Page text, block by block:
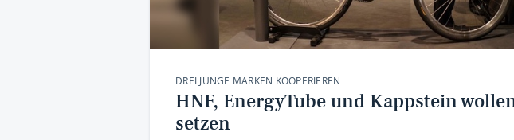
DREI JUNGE MARKEN KOOPERIEREN
HNF, EnergyTube und Kappstein
setzen